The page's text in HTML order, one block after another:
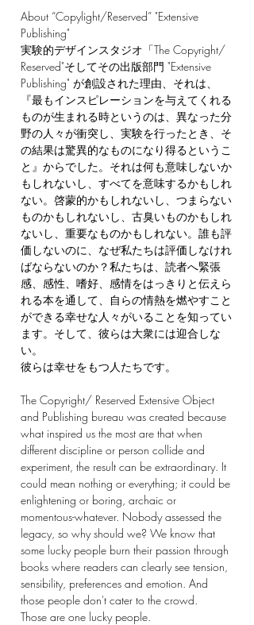
About “Copylight/Reserved” "Extensive
Publishing"
実験的デザインスタジオ「The Copyright/
Reserved"そしてその出版部門 "Extensive
Publishing" が創設された理由、それは、
『最もインスピレーションを与えてくれる
ものが生まれる時というのは、異なった分
野の人々が衝突し、実験を行ったとき、そ
の結果は驚異的なものになり得るというこ
と』からでした。それは何も意味しないか
もしれないし、すべてを意味するかもしれ
ない。啓蒙的かもしれないし、つまらない
ものかもしれないし、古臭いものかもしれ
ないし、重要なものかもしれない。誰も評
価しないのに、なぜ私たちは評価しなけれ
ばならないのか？私たちは、読者へ緊張
感、感性、嗜好、感情をはっきりと伝えら
れる本を通して、自らの情熱を燃やすこと
ができる幸せな人々がいることを知ってい
ます。そして、彼らは大衆には迎合しな
い。
彼らは幸せをもつ人たちです。
The Copyright/ Reserved Extensive Object
and Publishing bureau was created because
what inspired us the most are that when
different discipline or person collide and
experiment, the result can be extraordinary. It
could mean nothing or everything; it could be
enlightening or boring, archaic or
momentous-whatever. Nobody assessed the
legacy, so why should we? We know that
some lucky people burn their passion through
books where readers can clearly see tension,
sensibility, preferences and emotion. And
those people don't cater to the crowd.
Those are one lucky people.